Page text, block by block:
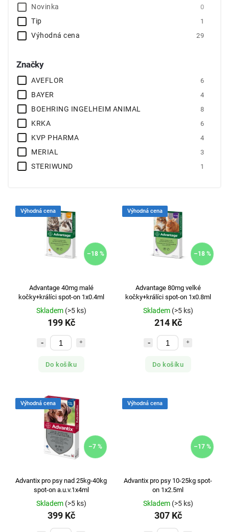
Novinka 0
Tip 1
Výhodná cena 29
Značky
AVEFLOR 6
BAYER 4
BOEHRING INGELHEIM ANIMAL 8
KRKA 6
KVP PHARMA 4
MERIAL 3
STERIWUND 1
Výhodná cena
–18 %
Advantage 40mg malé
kočky+králíci spot-on 1x0.4ml
Skladem (>5 ks)
199 Kč
Do košíku
Výhodná cena
–18 %
Advantage 80mg velké
kočky+králíci spot-on 1x0.8ml
Skladem (>5 ks)
214 Kč
Do košíku
Výhodná cena
–7 %
Advantix pro psy nad 25kg-40kg
spot-on a.u.v.1x4ml
Skladem (>5 ks)
399 Kč
Výhodná cena
–17 %
Advantix pro psy 10-25kg spot-
on 1x2.5ml
Skladem (>5 ks)
307 Kč